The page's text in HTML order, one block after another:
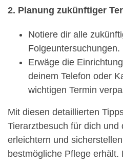
2. Planung zukünftiger
Notiere dir alle
Folgeuntersuchungen.
Erwäge die
deinem Telefon oder
wichtigen Termin
Mit diesen detaillierten
Tierarztbesuch für dich und
erleichtern und
bestmögliche Pflege erhält.